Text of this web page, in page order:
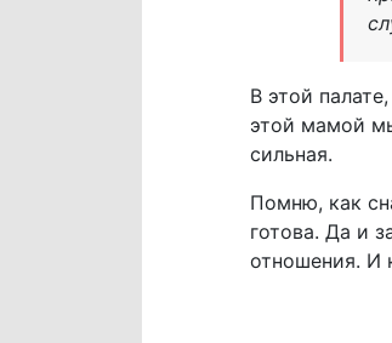
В этой
этой мамой
сильная.
Помню, как
готова. Да и
отношения. И